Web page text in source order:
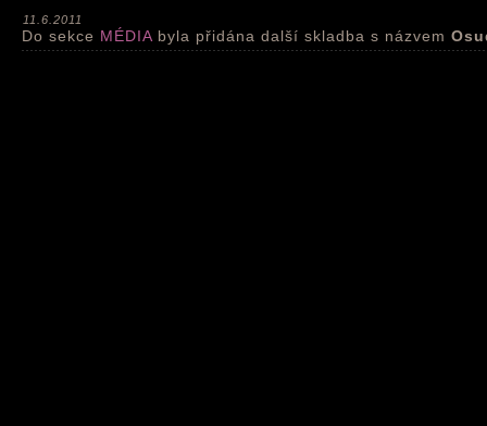
11.6.2011
Do sekce MÉDIA byla přidána další skladba s názvem